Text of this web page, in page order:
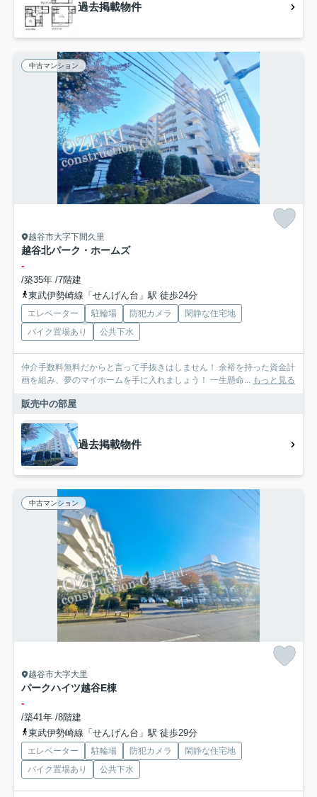
過去掲載物件
中古マンション
越谷市大字下間久里
越谷北パーク・ホームズ
-
/築35年 /7階建
東武伊勢崎線「せんげん台」駅 徒歩24分
エレベーター 駐輪場 防犯カメラ
閑静な住宅地
バイク置場あり
公共下水
仲介手数料無料だからと言って手抜きはしません！ 余裕を持った資金計
画を組み、夢のマイホームを手に入れましょう！ 一生懸命... もっと見る
販売中の部屋
過去掲載物件
中古マンション
越谷市大字大里
パークハイツ越谷E棟
-
/築41年 /8階建
東武伊勢崎線「せんげん台」駅 徒歩29分
エレベーター 駐輪場 防犯カメラ
閑静な住宅地
バイク置場あり
公共下水